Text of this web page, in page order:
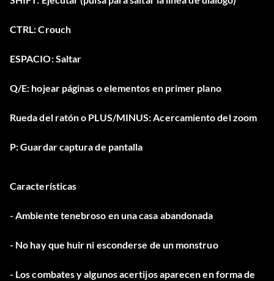
CTRL: Crouch
ESPACIO: Saltar
Q/E: hojear páginas o elementos en primer plano
Rueda del ratón o PLUS/MINUS: Acercamiento del zoom
P: Guardar captura de pantalla
Características
- Ambiente tenebroso en una casa abandonada
- No hay que huir ni esconderse de un monstruo
- Los combates y algunos acertijos aparecen en forma de